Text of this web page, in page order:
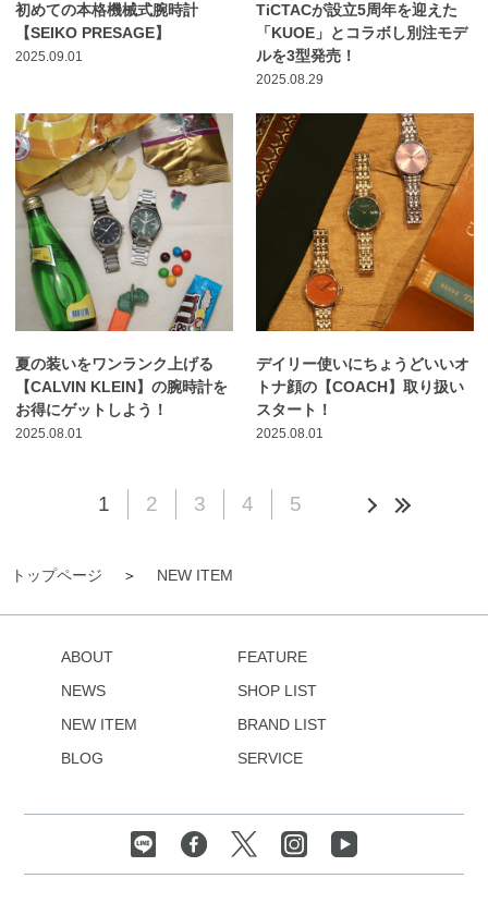
トップページ NEW ITEM
初めての本格機械式腕時計
【SEIKO PRESAGE】
2025.09.01
TiCTACが設立5周年を迎えた
「KUOE」とコラボし別注モデ
ルを3型発売！
2025.08.29
夏の装いをワンランク上げる
【CALVIN KLEIN】の腕時計を
お得にゲットしよう！
2025.08.01
デイリー使いにちょうどいいオ
トナ顔の【COACH】取り扱い
スタート！
2025.08.01
1 2 3 4 5
ABOUT
NEWS
NEW ITEM
BLOG
FEATURE
SHOP LIST
BRAND LIST
SERVICE